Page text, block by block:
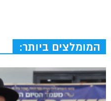
המומלצים ביותר: